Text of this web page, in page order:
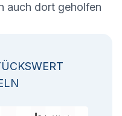
auch dort geholfen